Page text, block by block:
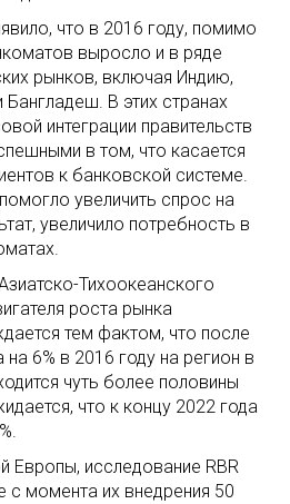
что в 2016 году, помимо
выросло и в ряде
рынков, включая Индию,
Бангладеш. В этих странах
интеграции правительств
в том, что касается
к банковской системе.
увеличить спрос на
увеличило потребность в
Тихоокеанского
роста рынка
тем фактом, что после
6% в 2016 году на регион в
чуть более половины
что к концу 2022 года
Европы, исследование RBR
с момента их внедрения 50